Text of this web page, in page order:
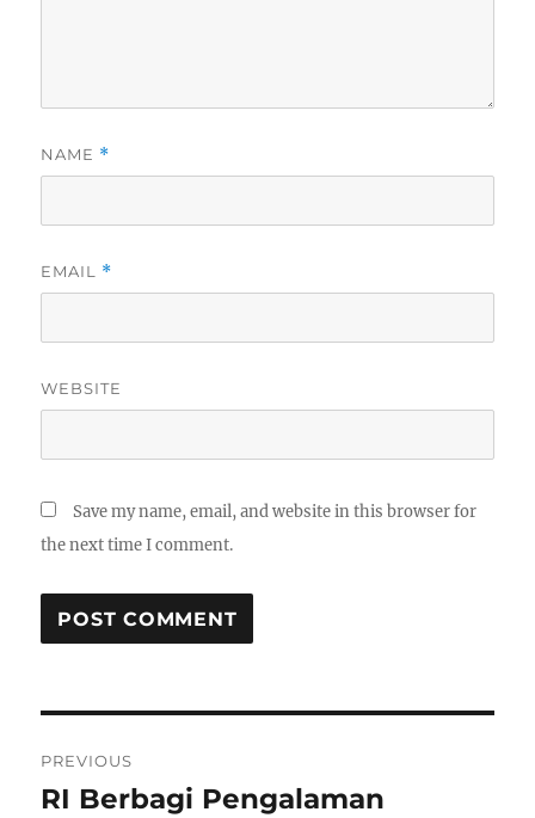
NAME *
EMAIL *
WEBSITE
Save my name, email, and website in this browser for
the next time I comment.
o
PREVIOUS
P
RI Berbagi Pengalaman